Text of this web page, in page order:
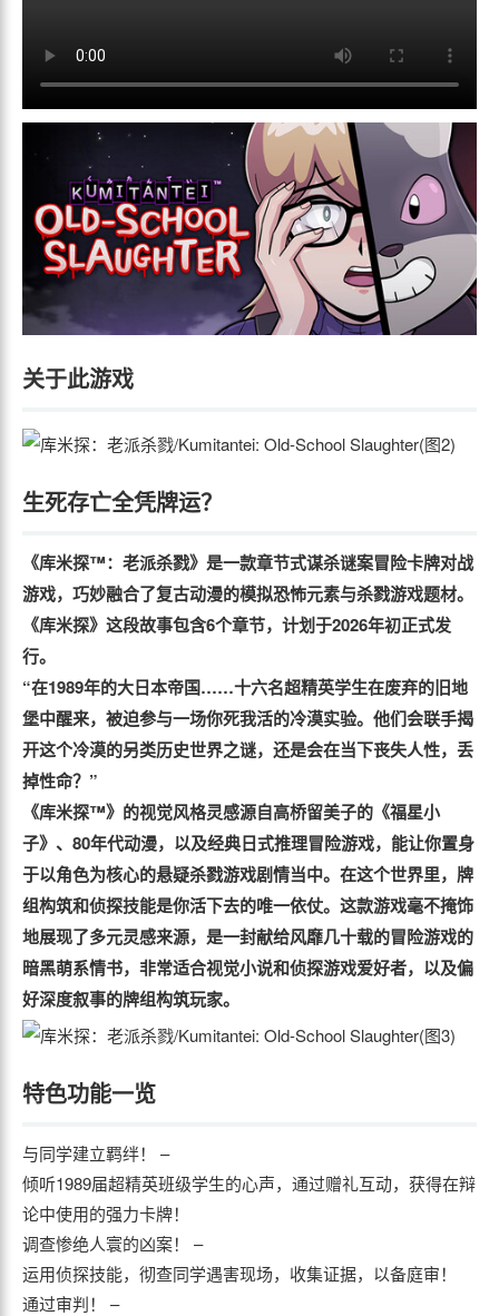
关于此游戏
生死存亡全凭牌运？
《库米探™：老派杀戮》是一款章节式谋杀谜案冒险卡牌对战
游戏，巧妙融合了复古动漫的模拟恐怖元素与杀戮游戏题材。
《库米探》这段故事包含6个章节，计划于2026年初正式发
行。
“在1989年的大日本帝国……十六名超精英学生在废弃的旧地
堡中醒来，被迫参与一场你死我活的冷漠实验。他们会联手揭
开这个冷漠的另类历史世界之谜，还是会在当下丧失人性，丢
掉性命？”
《库米探™》的视觉风格灵感源自高桥留美子的《福星小
子》、80年代动漫，以及经典日式推理冒险游戏，能让你置身
于以角色为核心的悬疑杀戮游戏剧情当中。在这个世界里，牌
组构筑和侦探技能是你活下去的唯一依仗。这款游戏毫不掩饰
地展现了多元灵感来源，是一封献给风靡几十载的冒险游戏的
暗黑萌系情书，非常适合视觉小说和侦探游戏爱好者，以及偏
好深度叙事的牌组构筑玩家。
特色功能一览
与同学建立羁绊！ –
倾听1989届超精英班级学生的心声，通过赠礼互动，获得在辩
论中使用的强力卡牌！
调查惨绝人寰的凶案！ –
运用侦探技能，彻查同学遇害现场，收集证据，以备庭审！
通过审判！ –